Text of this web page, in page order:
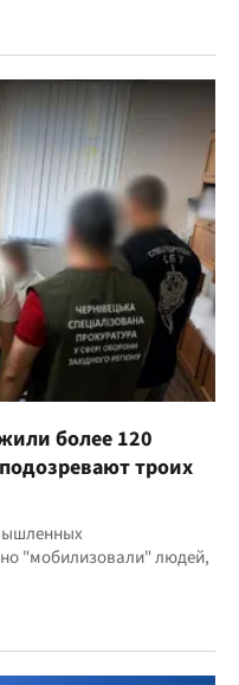
более 120
троих
"мобилизовали" людей,